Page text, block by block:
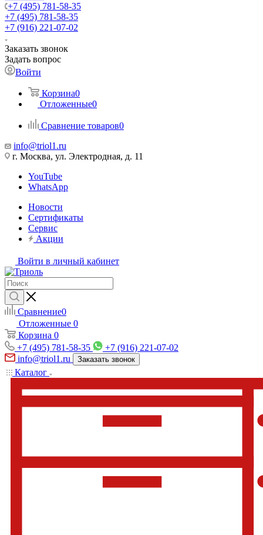
+7 (495) 781-58-35
+7 (495) 781-58-35
+7 (916) 221-07-02
Заказать звонок
Задать вопрос
Войти
Корзина0
Отложенные0
Сравнение товаров0
info@triol1.ru
г. Москва, ул. Электродная, д. 11
YouTube
WhatsApp
Новости
Сертификаты
Сервис
Акции
Войти в личный кабинет
Сравнение0
Отложенные 0
Корзина 0
+7 (495) 781-58-35
+7 (916) 221-07-02
info@triol1.ru
Заказать звонок
Каталог